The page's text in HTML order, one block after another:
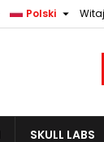
Polski 
SKULL LABS